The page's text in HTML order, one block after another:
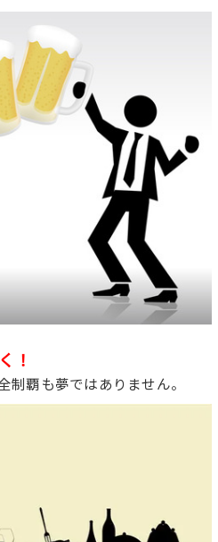
！
制覇も夢ではありません。